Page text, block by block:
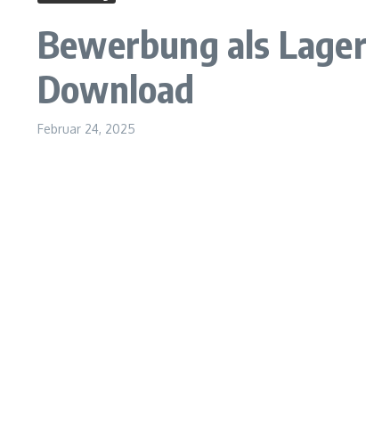
Bewerbung als
Download
Februar 24, 2025